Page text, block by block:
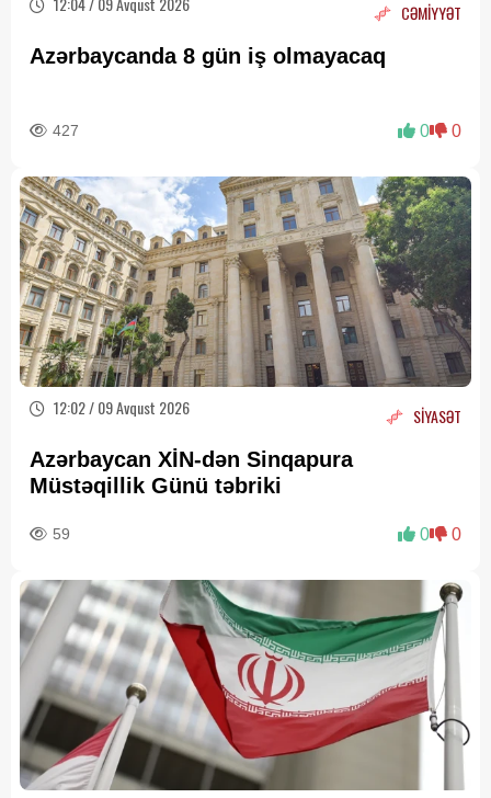
CƏMİYYƏT
Azərbaycanda 8 gün iş olmayacaq
427 0 0
12:02 / 09 Avqust 2026 SİYASƏT
Azərbaycan XİN-dən Sinqapura
Müstəqillik Günü təbriki
59 0 0